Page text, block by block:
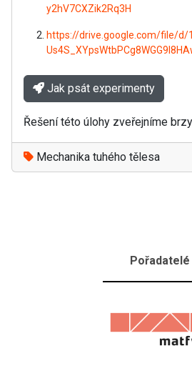
y2hV7CXZik2Rq3H
https://drive.google.com/file/d/
Jak psát experimenty
Řešení této úlohy zveřejníme
Mechanika tuhého tělesa
Pořadatelé